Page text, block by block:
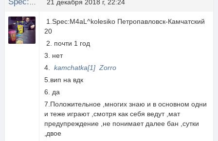
21 декабря 2018 г, 22:24
1.Spec:M4aL^kolesiko Петропавловск-Камчатский
20
2. почти 1 год
3. нет
4.
kamchatka[1] Zorro
5.вип на вдк
6. да
7.Положительное ,многих знаю и в основном одни
и теже играют ,смотря как себя ведут ,мат
предупреждение ,не понимает далее бан ,сутки
,двое